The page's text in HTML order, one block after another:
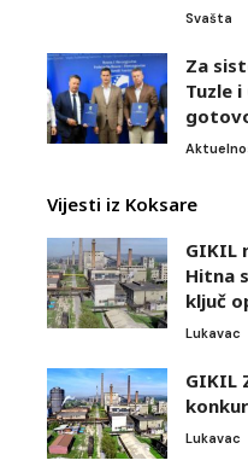
Svašta
Za
Tuzle
Vijesti iz Koksare
GIKIL
Hitna
ključ
Lukavac
GIKIL
Lukavac